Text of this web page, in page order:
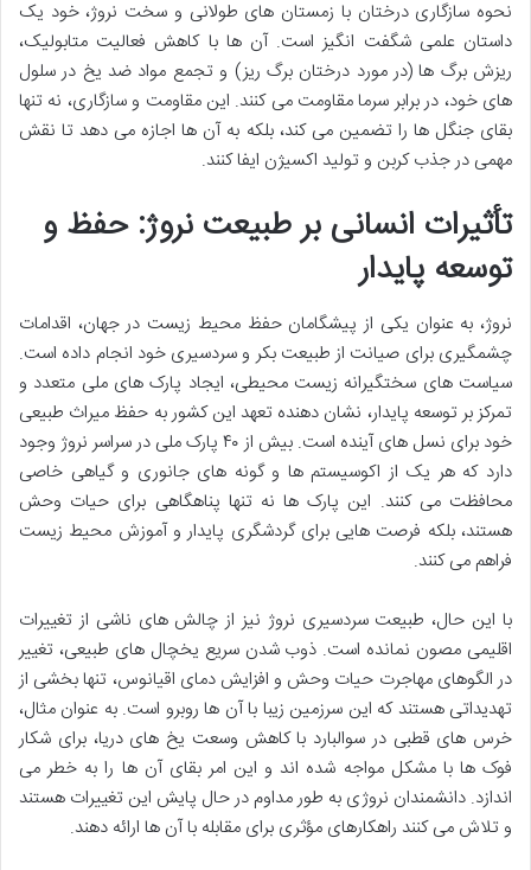
نحوه سازگاری درختان با زمستان های طولانی و سخت نروژ، خود یک
داستان علمی شگفت انگیز است. آن ها با کاهش فعالیت متابولیک،
ریزش برگ ها (در مورد درختان برگ ریز) و تجمع مواد ضد یخ در سلول
های خود، در برابر سرما مقاومت می کنند. این مقاومت و سازگاری، نه تنها
بقای جنگل ها را تضمین می کند، بلکه به آن ها اجازه می دهد تا نقش
مهمی در جذب کربن و تولید اکسیژن ایفا کنند.
تأثیرات انسانی بر طبیعت نروژ: حفظ و
توسعه پایدار
نروژ، به عنوان یکی از پیشگامان حفظ محیط زیست در جهان، اقدامات
چشمگیری برای صیانت از طبیعت بکر و سردسیری خود انجام داده است.
سیاست های سختگیرانه زیست محیطی، ایجاد پارک های ملی متعدد و
تمرکز بر توسعه پایدار، نشان دهنده تعهد این کشور به حفظ میراث طبیعی
خود برای نسل های آینده است. بیش از ۴۰ پارک ملی در سراسر نروژ وجود
دارد که هر یک از اکوسیستم ها و گونه های جانوری و گیاهی خاصی
محافظت می کنند. این پارک ها نه تنها پناهگاهی برای حیات وحش
هستند، بلکه فرصت هایی برای گردشگری پایدار و آموزش محیط زیست
فراهم می کنند.
با این حال، طبیعت سردسیری نروژ نیز از چالش های ناشی از تغییرات
اقلیمی مصون نمانده است. ذوب شدن سریع یخچال های طبیعی، تغییر
در الگوهای مهاجرت حیات وحش و افزایش دمای اقیانوس، تنها بخشی از
تهدیداتی هستند که این سرزمین زیبا با آن ها روبرو است. به عنوان مثال،
خرس های قطبی در سوالبارد با کاهش وسعت یخ های دریا، برای شکار
فوک ها با مشکل مواجه شده اند و این امر بقای آن ها را به خطر می
اندازد. دانشمندان نروژی به طور مداوم در حال پایش این تغییرات هستند
و تلاش می کنند راهکارهای مؤثری برای مقابله با آن ها ارائه دهند.